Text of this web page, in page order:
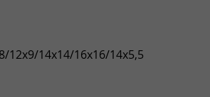
Snel overzicht
12x9/14x14/16x16/14x5,5